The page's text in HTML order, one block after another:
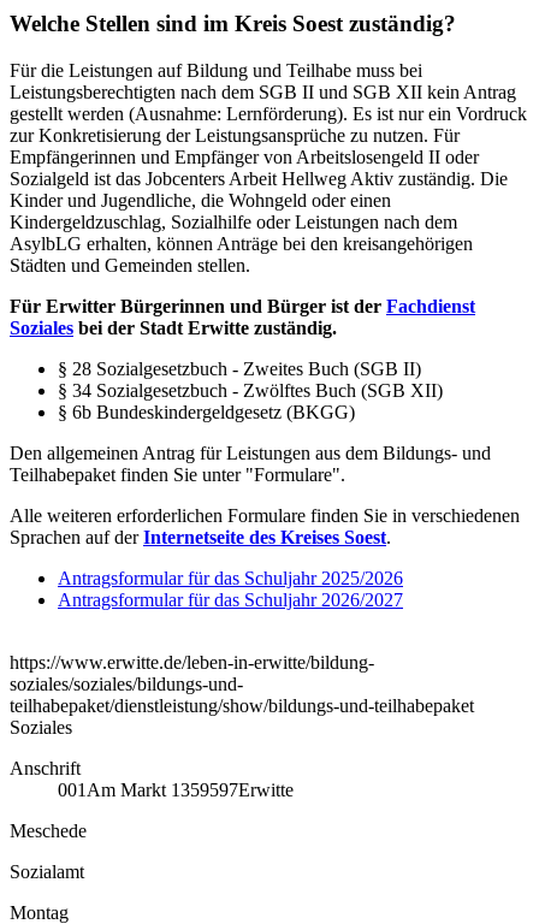
Welche Stellen sind im Kreis Soest zuständig?
Für die Leistungen auf Bildung und Teilhabe muss bei
Leistungsberechtigten nach dem SGB II und SGB XII kein Antrag
gestellt werden (Ausnahme: Lernförderung). Es ist nur ein Vordruck
zur Konkretisierung der Leistungsansprüche zu nutzen. Für
Empfängerinnen und Empfänger von Arbeitslosengeld II oder
Sozialgeld ist das Jobcenters Arbeit Hellweg Aktiv zuständig. Die
Kinder und Jugendliche, die Wohngeld oder einen
Kindergeldzuschlag, Sozialhilfe oder Leistungen nach dem
AsylbLG erhalten, können Anträge bei den kreisangehörigen
Städten und Gemeinden stellen.
Für Erwitter Bürgerinnen und Bürger ist der Fachdienst
Soziales bei der Stadt Erwitte zuständig.
§ 28 Sozialgesetzbuch - Zweites Buch (SGB II)
§ 34 Sozialgesetzbuch - Zwölftes Buch (SGB XII)
§ 6b Bundeskindergeldgesetz (BKGG)
Den allgemeinen Antrag für Leistungen aus dem Bildungs- und
Teilhabepaket finden Sie unter "Formulare".
Alle weiteren erforderlichen Formulare finden Sie in verschiedenen
Sprachen auf derInternetseite des Kreises Soest.
Antragsformular für das Schuljahr 2025/2026
Antragsformular für das Schuljahr 2026/2027
https://www.erwitte.de/leben-in-erwitte/bildung-
soziales/soziales/bildungs-und-
teilhabepaket/dienstleistung/show/bildungs-und-teilhabepaket
Soziales
Anschrift
001 Am Markt 1359597Erwitte
Meschede
Sozialamt
Montag